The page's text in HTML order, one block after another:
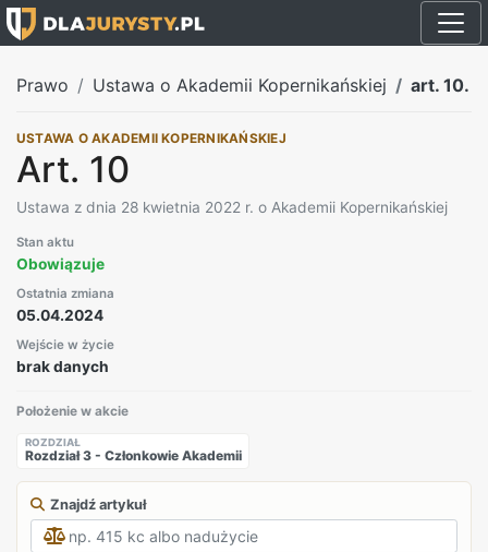
Prawo Ustawa o Akademii Kopernikańskiej art. 10.
USTAWA O AKADEMII KOPERNIKAŃSKIEJ
Art. 10
Ustawa z dnia 28 kwietnia 2022 r. o Akademii Kopernikańskiej
Stan aktu
Obowiązuje
Ostatnia zmiana
05.04.2024
Wejście w życie
brak danych
Położenie w akcie
ROZDZIAŁ
Rozdział 3 - Członkowie Akademii
Znajdź artykuł